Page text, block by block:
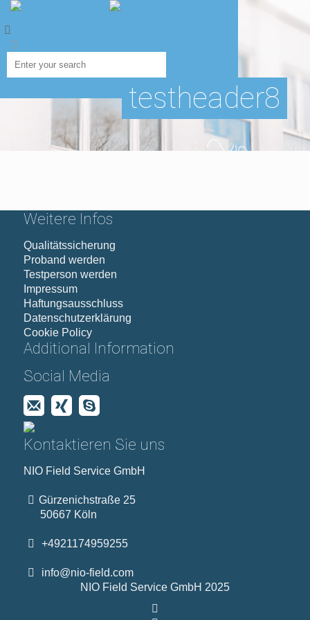
testheader8
Weitere Infos
Qualitätssicherung
Proband werden
Testperson werden
Impressum
Haftungsausschluss
Datenschutzerklärung
Cookie Policy
Additional Information
Social Media
Kontaktieren Sie uns
NIO Field Service GmbH
Gürzenichstraße 25
50667 Köln
+4921174959255
info@nio-field.com
NIO Field Service GmbH 2025